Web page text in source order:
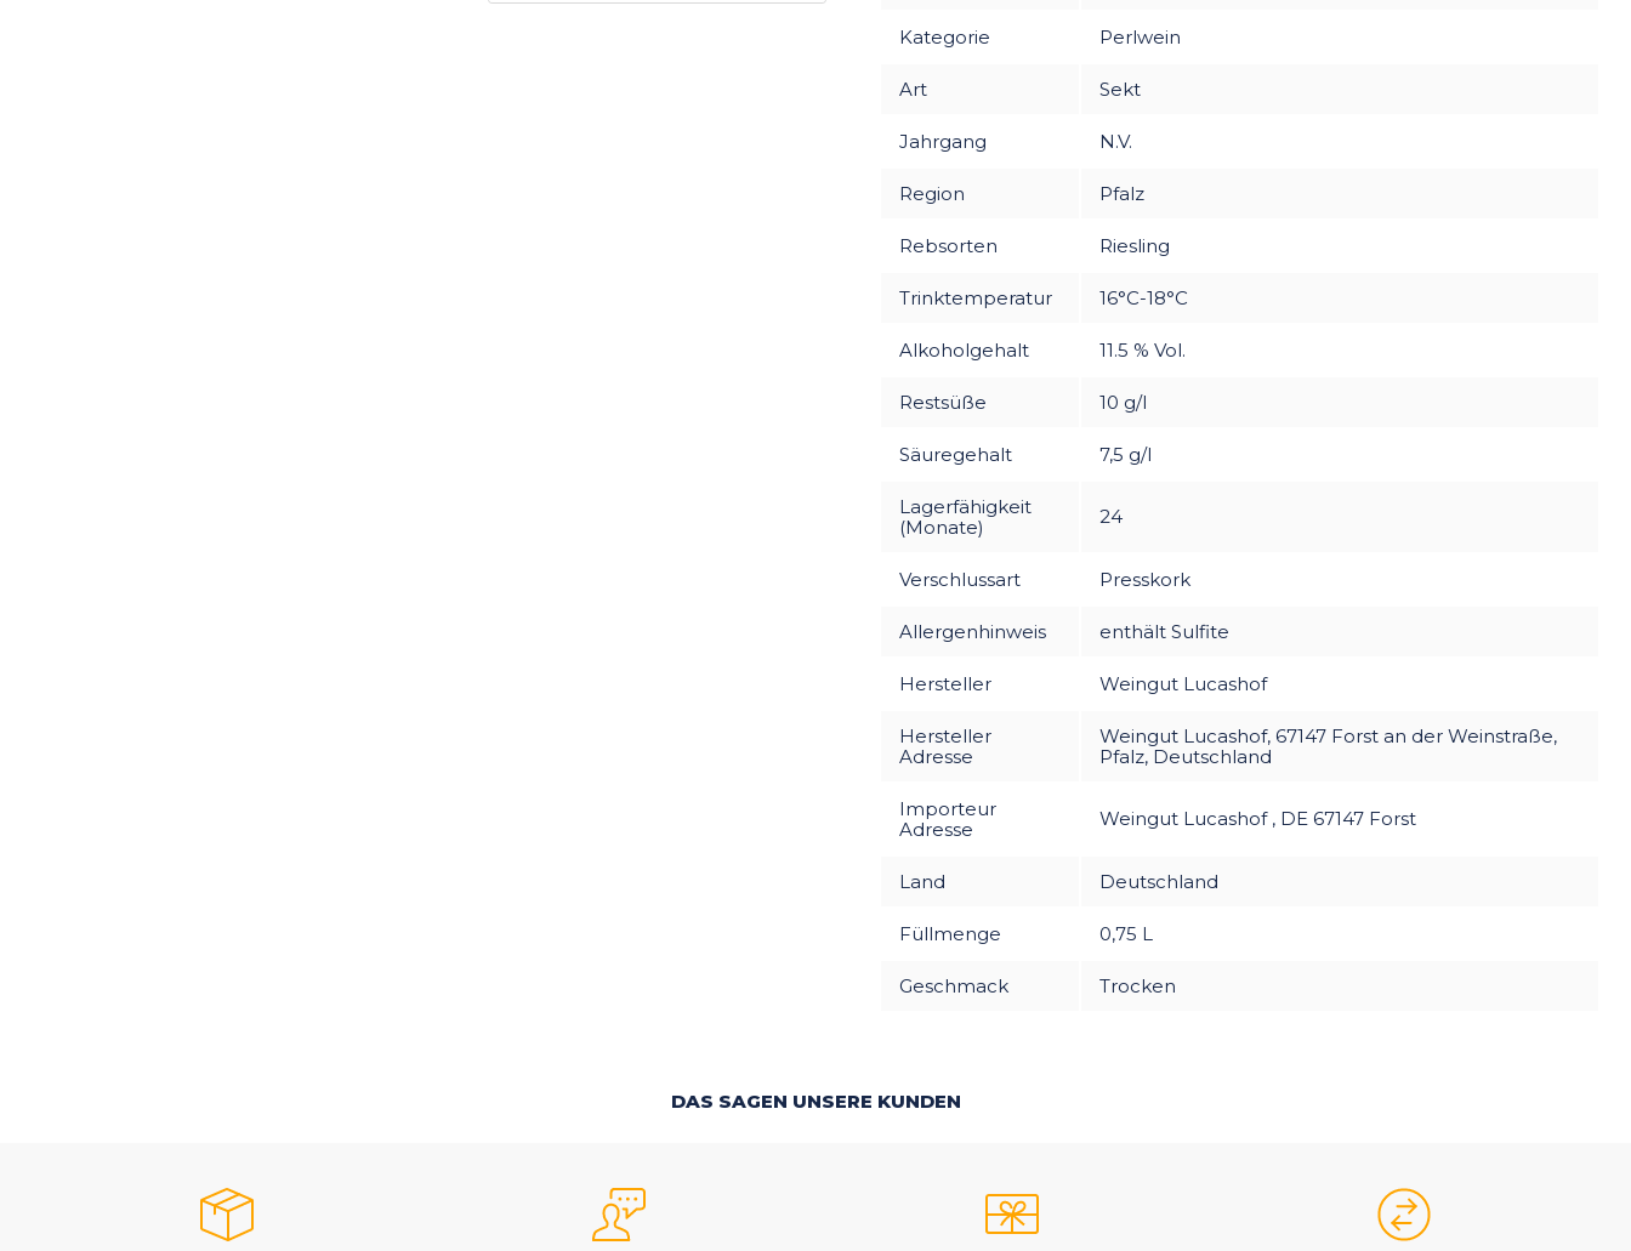
Kategorie Perlwein
Art Sekt
Jahrgang N.V.
Region Pfalz
Rebsorten Riesling
Trinktemperatur 16°C-18°C
Alkoholgehalt 11.5 % Vol.
Restsüße 10 g/l
Säuregehalt 7,5 g/l
Lagerfähigkeit
(Monate)
24
Verschlussart Presskork
Allergenhinweis enthält Sulfite
Hersteller Weingut Lucashof
Hersteller
Adresse
Weingut Lucashof, 67147 Forst an der Weinstraße,
Pfalz, Deutschland
Importeur
Adresse
Weingut Lucashof , DE 67147 Forst
Land Deutschland
Füllmenge 0,75 L
Geschmack Trocken
DAS SAGEN UNSERE KUNDEN